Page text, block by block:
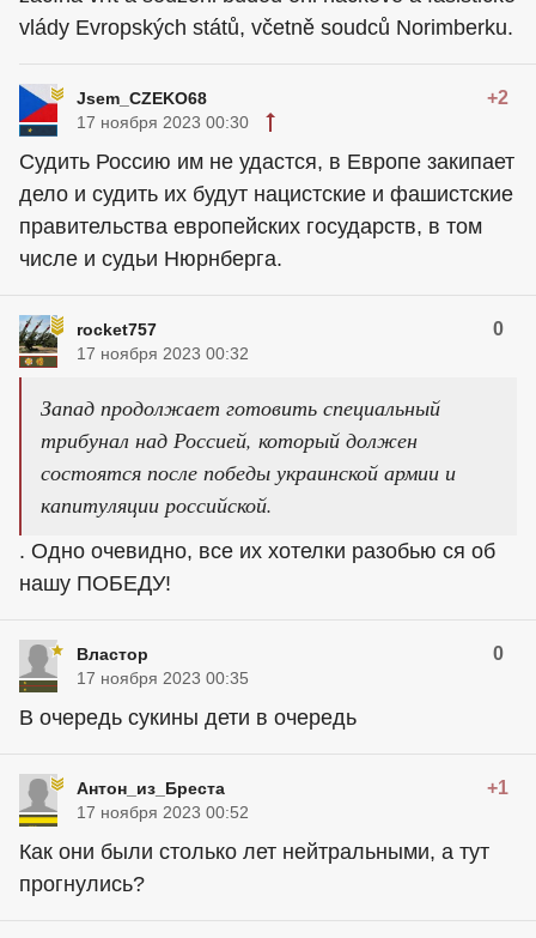
vlády Evropských států, včetně soudců Norimberku.
Jsem_CZEKO68 +2
17 ноября 2023 00:30
Судить Россию им не удастся, в Европе закипает
дело и судить их будут нацистские и фашистские
правительства европейских государств, в том
числе и судьи Нюрнберга.
rocket757 0
17 ноября 2023 00:32
Запад продолжает готовить специальный
трибунал над Россией, который должен
состоятся после победы украинской армии и
капитуляции российской.
. Одно очевидно, все их хотелки разобью ся об
нашу ПОБЕДУ!
Властор 0
17 ноября 2023 00:35
В очередь сукины дети в очередь
Антон_из_Бреста +1
17 ноября 2023 00:52
Как они были столько лет нейтральными, а тут
прогнулись?